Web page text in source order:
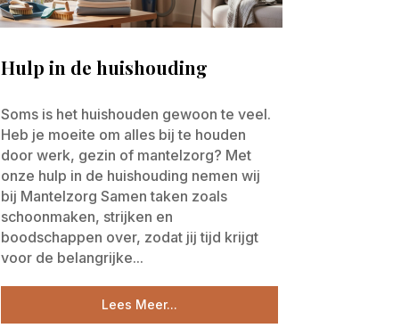
Hulp in de huishouding
Soms is het huishouden gewoon te veel.
Heb je moeite om alles bij te houden
door werk, gezin of mantelzorg? Met
onze hulp in de huishouding nemen wij
bij Mantelzorg Samen taken zoals
schoonmaken, strijken en
boodschappen over, zodat jij tijd krijgt
voor de belangrijke...
Lees Meer...